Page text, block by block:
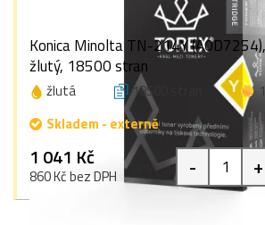
Konica Minolta TN-214Y
žlutý, 18500 stran
žlutá 18500 stran
Skladem - externě
1 041 Kč
860 Kč bez DPH - +